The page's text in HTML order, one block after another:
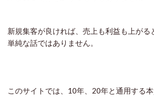
新規集客が良ければ、売上も利益も上がる
単純な話ではありません。
このサイトでは、10年、20年と通用する